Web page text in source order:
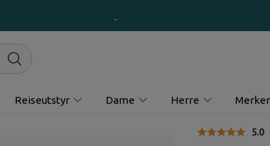
Reiseutstyr Dame Herre Merker
5.0